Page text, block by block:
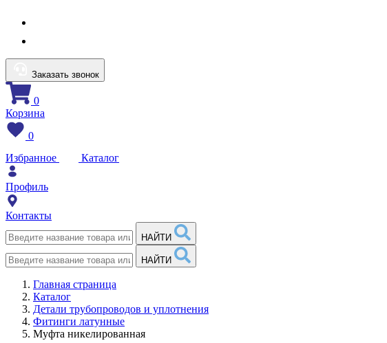
Заказать звонок
0
Корзина
0
Избранное
Каталог
Профиль
Контакты
НАЙТИ
НАЙТИ
Главная страница
Каталог
Детали трубопроводов и уплотнения
Фитинги латунные
Муфта никелированная